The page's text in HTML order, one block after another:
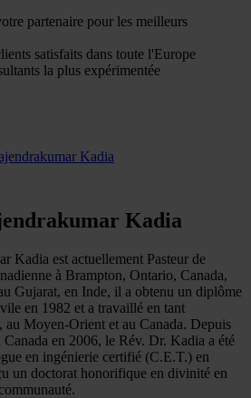
partenaire pour les meilleurs
satisfaits dans toute l'Europe
la plus expérimentée
Kadia
Kadia
Kadia est actuellement Pasteur de
à Brampton, Ontario, Canada,
Gujarat, en Inde, il a obtenu un diplôme
en 1982 et a travaillé en tant
au Moyen-Orient et au Canada. Depuis
en 2006, le Rév. Dr. Kadia a été
en ingénierie certifié (C.E.T.) en
un doctorat honorifique en divinité en